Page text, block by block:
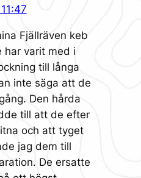
Fjällräven keb
har varit med i
till långa
inte säga att de
Den hårda
till att de efter
och att tyget
jag dem till
De ersatte